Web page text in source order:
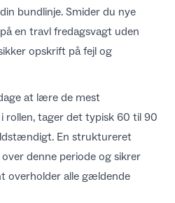
bundlinje. Smider du nye
en travl fredagsvagt uden
opskrift på fejl og
at lære de mest
tager det typisk 60 til 90
En struktureret
denne periode og sikrer
overholder alle gældende